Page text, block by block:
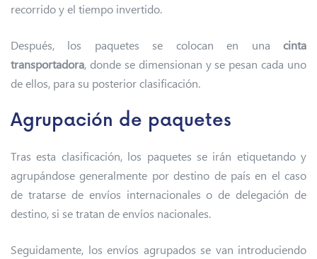
recorrido y el tiempo invertido.
Después, los paquetes se colocan en una cinta
transportadora, donde se dimensionan y se pesan cada uno
de ellos, para su posterior clasificación.
Agrupación de paquetes
Tras esta clasificación, los paquetes se irán etiquetando y
agrupándose generalmente por destino de país en el caso
de tratarse de envíos internacionales o de delegación de
destino, si se tratan de envíos nacionales.
Seguidamente, los envíos agrupados se van introduciendo